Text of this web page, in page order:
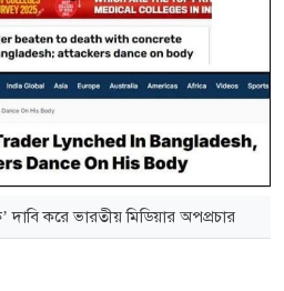
দাবি করে ভারতীয় মিডিয়ার অপপ্রচার